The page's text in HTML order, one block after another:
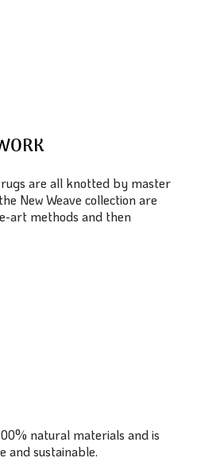
are all knotted by master
New Weave collection are
art methods and then
natural materials and is
and sustainable.